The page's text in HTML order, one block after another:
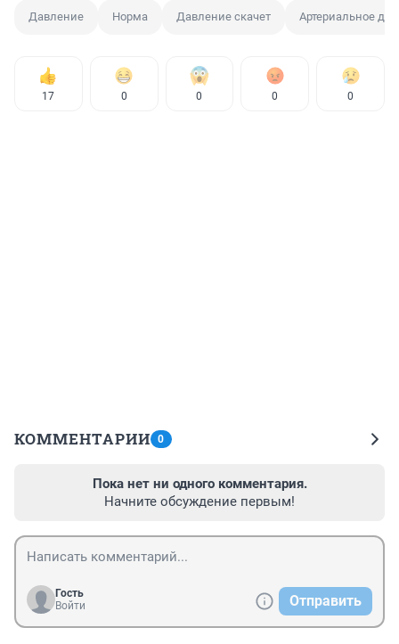
Давление Норма Давление скачет Артериальное
17 0 0 0 0
КОММЕНТАРИИ 0
Пока нет ни одного комментария.
Начните обсуждение первым!
Гость
Войти
Отправить